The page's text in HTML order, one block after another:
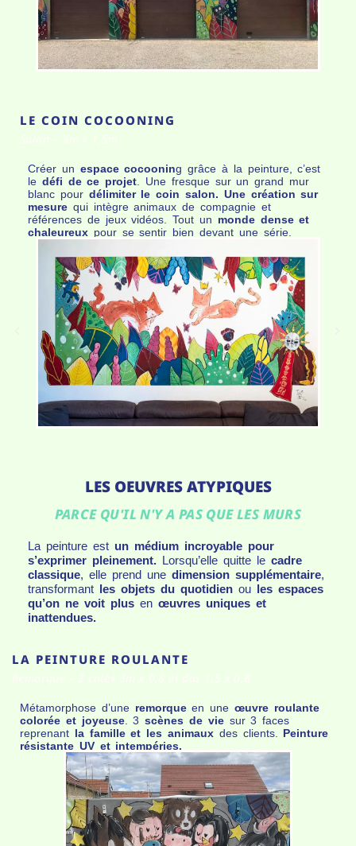
LE COIN COCOONING
Créer un espace cocooning grâce à la peinture, c’est
le défi de ce projet . Une fresque sur un grand mur
blanc pour délimiter le coin salon. Une création sur
mesure qui intègre animaux de compagnie et
références de jeux vidéos. Tout un monde dense et
chaleureux pour se sentir bien devant une série.
LES OEUVRES ATYPIQUES
PARCE QU'IL N'Y A PAS QUE LES MURS
La peinture est un médium incroyable pour
s’exprimer pleinement. Lorsqu’elle quitte le cadre
classique, elle prend une dimension supplémentaire,
transformant les objets du quotidien ou les espaces
qu’on ne voit plus en œuvres uniques et
inattendues.
LA PEINTURE ROULANTE
Métamorphose d’une remorque en une œuvre roulante
colorée et joyeuse. 3scènes de vie sur 3 faces
reprenant la famille et les animaux des clients. Peinture
résistante UV et intempéries.